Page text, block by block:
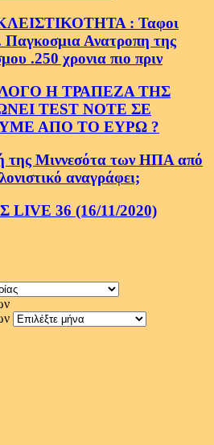
: Ταφοι
Ανατροπη της
.250 χρονια πιο πριν
Η ΤΡΑΠΕΖΑ ΤΗΣ
TEST NOTE ΣΕ
ΑΠΟ ΤΟ ΕΥΡΩ ?
της Μιννεσότα των ΗΠΑ από
αναγράφει;
36 (16/11/2020)